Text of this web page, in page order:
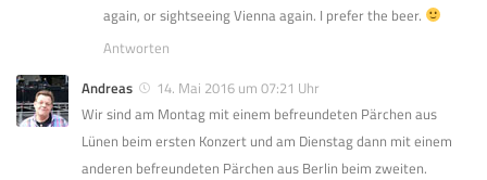
again, or sightseeing Vienna again. I prefer the beer.
Antworten
Andreas
14. Mai 2016 um 07:21 Uhr
Wir sind am Montag mit einem befreundeten Pärchen aus
Lünen beim ersten Konzert und am Dienstag dann mit einem
anderen befreundeten Pärchen aus Berlin beim zweiten.